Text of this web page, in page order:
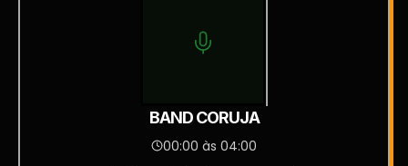
BAND CORUJA
00:00 às 04:00